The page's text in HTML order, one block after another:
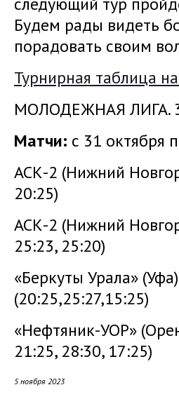
Будем рады видеть
порадовать своим
Турнирная таблица
МОЛОДЕЖНАЯ ЛИГА.
Матчи: с 31 октября
АСК-2 (Нижний
20:25)
АСК-2 (Нижний
25:23, 25:20)
«Беркуты Урала»
(20:25,25:27,15:25)
«Нефтяник-УОР»
21:25, 28:30, 17:25)
5 ноября 2023